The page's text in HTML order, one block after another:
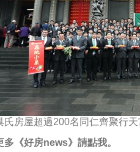
氏房屋超過200名同仁齊聚行
多《好房news》請點我。